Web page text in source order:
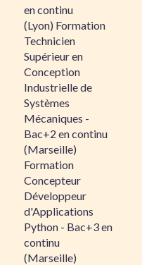
en continu
(Lyon) Formation
Technicien
Supérieur en
Conception
Industrielle de
Systèmes
Mécaniques -
Bac+2 en continu
(Marseille)
Formation
Concepteur
Développeur
d'Applications
Python - Bac+3 en
continu
(Marseille)